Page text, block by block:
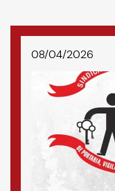
08/04/2026